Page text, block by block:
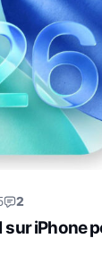
2
sur iPhone